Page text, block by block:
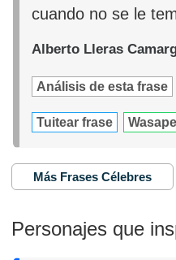
cuando no se le
Alberto Lleras
Análisis de esta frase
Tuitear frase
Más Frases Célebres
Personajes que